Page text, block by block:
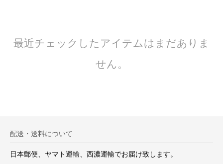
最近チェックしたアイテムはまだありま
せん。
配送・送料について
日本郵便、ヤマト運輸、西濃運輸でお届け致します。